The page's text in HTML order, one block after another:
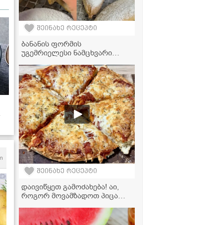
შეინახე რეცეპტი
ბანანის ფორმის
უგემრიელესი ნამცხვარი
გულსართით - დესერტი,
რომელიც პირში დნება!
შეინახე რეცეპტი
დაივიწყეთ გამოძახება! აი,
როგორ მოვამზადოთ პიცა
10-ჯერ უფრო გემრიელად!